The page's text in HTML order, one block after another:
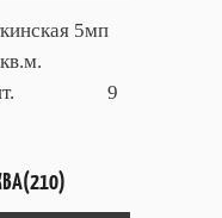
5мп
9